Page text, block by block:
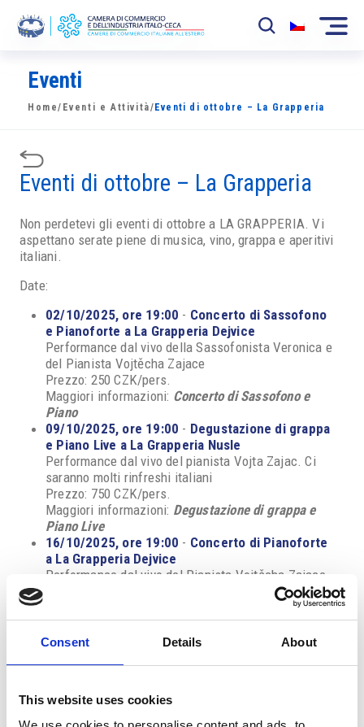
Consent Details About
This website uses cookies
La Camera
News
Eventi
Sviluppo Mercato
Soci
Partner
Area riservata
Eventi
Home/ Eventi e Attività/ Eventi di ottobre – La Grapperia
Eventi di ottobre – La Grapperia
Non perdetevi gli eventi di ottobre a LA GRAPPERIA. Vi
aspettano serate piene di musica, vino, grappa e aperitivi
italiani.
Date:
02/10/2025, ore 19:00 - Concerto di Sassofono
e Pianoforte a La Grapperia Dejvice
Performance dal vivo della Sassofonista Veronica e
del Pianista Vojtěcha Zajace
Prezzo: 250 CZK/pers.
Maggiori informazioni: Concerto di Sassofono e
Piano
09/10/2025, ore 19:00 - Degustazione di grappa
e Piano Live a La Grapperia Nusle
Performance dal vivo del pianista Vojta Zajac. Ci
saranno molti rinfreshi italiani
Prezzo: 750 CZK/pers.
Maggiori informazioni: Degustazione di grappa e
Piano Live
16/10/2025, ore 19:00 - Concerto di Pianoforte
a La Grapperia Dejvice
Performance dal vivo del Pianista Vojtěcha Zajace
23/10/2025, ore 19:00-Degustazione di vino
Cantina Cignomoro (Puglia)
Maggiori informazioni:
Cignomoro